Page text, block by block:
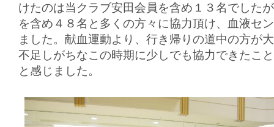
けたのは当クラブ安田会員を含め１３名でした
を含め４８名と多くの方々に協力頂け、血液セ
ました。献血運動より、行き帰りの道中の方が
不足しがちなこの時期に少しでも協力できたこ
と感じました。